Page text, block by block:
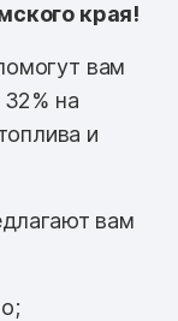
края!
вам
на
и
вам